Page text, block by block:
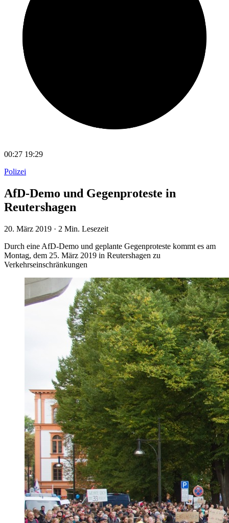
00:27 19:29
Polizei
AfD-Demo und Gegenproteste in
Reutershagen
20. März 2019 · 2 Min. Lesezeit
Durch eine AfD-Demo und geplante Gegenproteste kommt es am
Montag, dem 25. März 2019 in Reutershagen zu
Verkehrseinschränkungen